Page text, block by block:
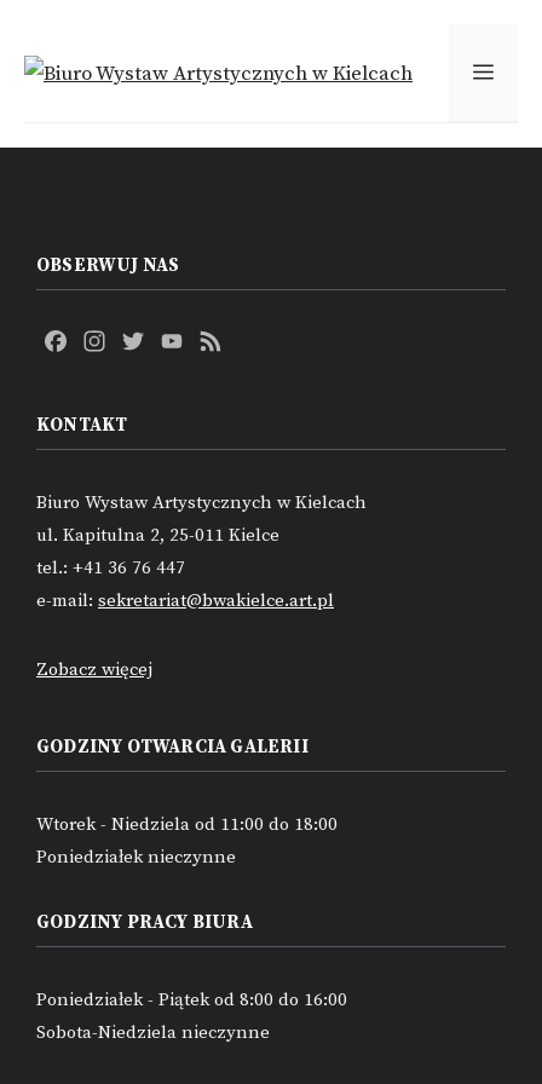
treści
OBSERWUJ NAS
FacebookInstagram
TwitterYouTube
KONTAKT
Biuro Wystaw Artystycznych w Kielcach
ul. Kapitulna 2, 25-011 Kielce
tel.: +41 36 76 447
e-mail: sekretariat@bwakielce.art.pl
Zobacz więcej
GODZINY OTWARCIA GALERII
Wtorek - Niedziela od 11:00 do 18:00
Poniedziałek nieczynne
GODZINY PRACY BIURA
Poniedziałek - Piątek od 8:00 do 16:00
Sobota-Niedziela nieczynne